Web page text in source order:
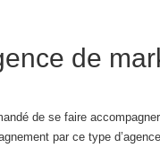
de
de se faire
par ce type